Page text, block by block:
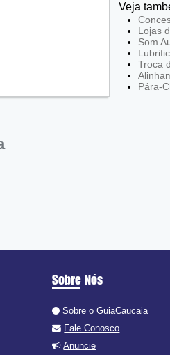
Veja
Lojas
Som
Troca
Pára-
Sobre Nós
Sobre o GuiaCaucaia
Fale Conosco
Anuncie